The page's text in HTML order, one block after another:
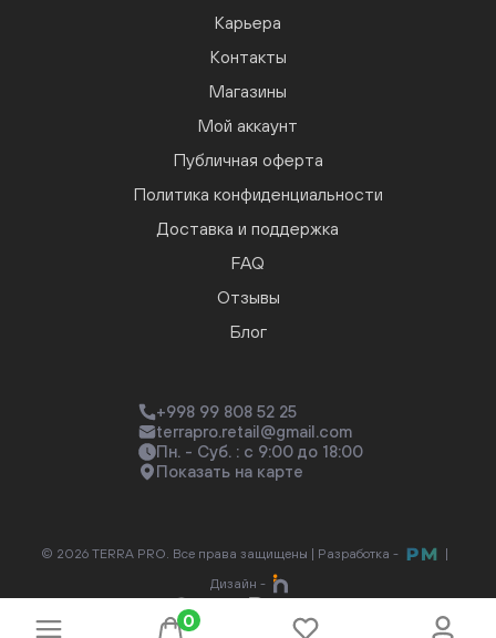
0
Карьера
Контакты
Магазины
Мой аккаунт
Публичная оферта
Политика конфиденциальности
Доставка и поддержка
FAQ
Отзывы
Блог
+998 99 808 52 25
terrapro.retail@gmail.com
Пн. - Суб. : с 9:00 до 18:00
Показать на карте
© 2026 TERRA PRO. Все права защищены | Разработка -
Дизайн -